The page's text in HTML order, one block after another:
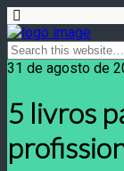
31 de agosto de
5 livros